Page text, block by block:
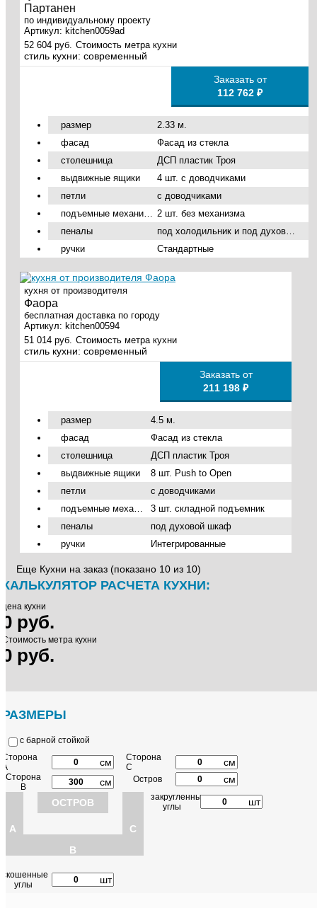
Партанен
по индивидуальному проекту
Артикул: kitchen0059ad
52 604 руб. Стоимость метра кухни
стиль кухни: современный
Заказать от
112 762 ₽
размер
2.33 м.
фасад
Фасад из стекла
столешница
ДСП пластик Троя
выдвижные ящики
4 шт. с доводчиками
петли
с доводчиками
2 шт. без механизма
пеналы
ручки
Стандартные
кухня от производителя
Фаора
бесплатная доставка по городу
Артикул: kitchen00594
51 014 руб. Стоимость метра кухни
стиль кухни: современный
Заказать от
211 198 ₽
размер
4.5 м.
фасад
Фасад из стекла
столешница
ДСП пластик Троя
выдвижные ящики
8 шт. Push to Open
петли
с доводчиками
3 шт. складной подъемник
пеналы
под духовой шкаф
ручки
Интегрированные
Еще Кухни на заказ (показано 10 из 10)
КАЛЬКУЛЯТОР РАСЧЕТА КУХНИ:
цена кухни
0 руб.
Стоимость метра кухни
0 руб.
РАЗМЕРЫ
с барной стойкой
Сторона
А
см
Сторона
B
см
Сторона
C
см
Остров см
A
ОСТРОВ
B
C
закругленные
углы
шт
скошенные
углы
шт